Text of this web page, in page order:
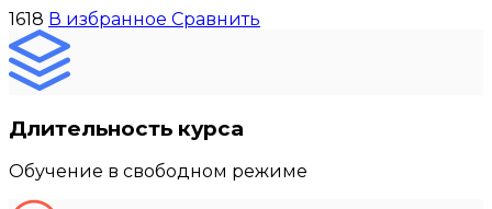
1618 В избранное Сравнить
Длительность курса
Обучение в свободном режиме